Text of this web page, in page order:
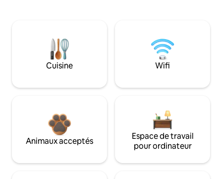
Cuisine Wifi
Animaux acceptés
Espace de travail
pour ordinateur